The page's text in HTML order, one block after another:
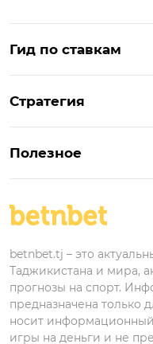
Гид по ставкам
Что значит «чет» и
Стратегия
Полезное
Академия
betnbet.tj – это
Таджикистана и мира,
прогнозы на спорт.
предназначена только
носит
игры на деньги и не